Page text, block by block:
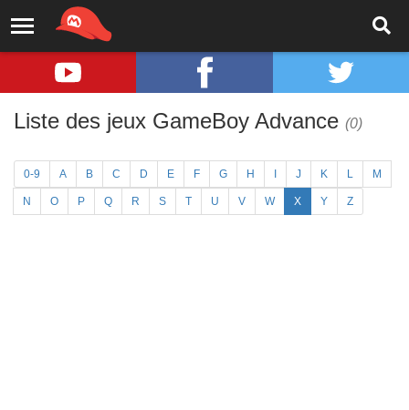
Liste des jeux GameBoy Advance (0)
0-9 A B C D E F G H J K L M
N O P Q R S T U V W X Y Z